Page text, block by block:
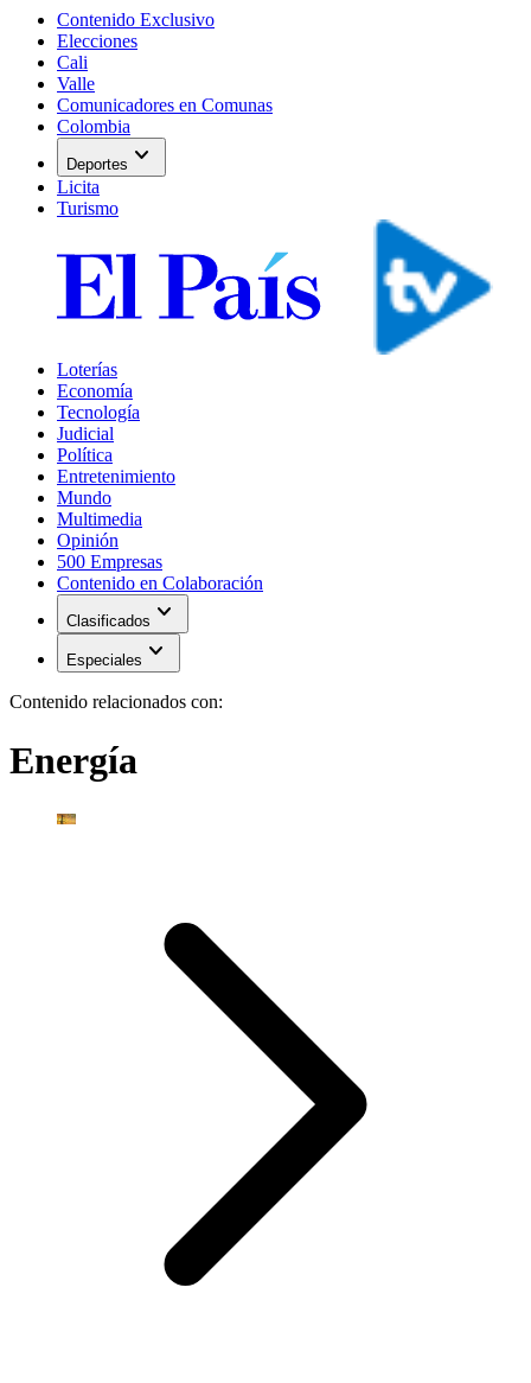
Contenido Exclusivo
Elecciones
Cali
Valle
Comunicadores en Comunas
Colombia
Deportes expand_more
Licita
Turismo
Loterías
Economía
Tecnología
Judicial
Política
Entretenimiento
Mundo
Multimedia
Opinión
500 Empresas
Contenido en Colaboración
Clasificados expand_more
Especiales expand_more
Contenido relacionados con:
Energía